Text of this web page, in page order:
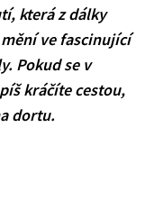
která z dálky
ve fascinující
Pokud se v
kráčíte cestou,
dortu.